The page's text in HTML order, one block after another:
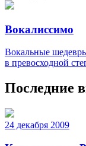
Вокалиссимо
Вокальные
в превосходной
Последние
24 декабря 2009